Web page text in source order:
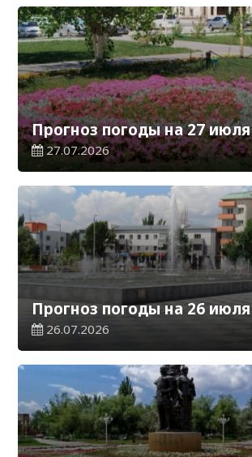
Прогноз погоды на 27 июля
27.07.2026
Прогноз погоды на 26 июля
26.07.2026